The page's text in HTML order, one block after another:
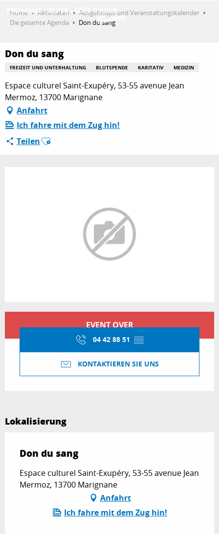
contenu
AKTIVITÄTEN
AUFENTHALT
Home Aktivitäten
Ausgehtipps und Veranstaltungskalender
Die gesamte Agenda
Don du sang
Don du sang
FREIZEIT UND UNTERHALTUNG BLUTSPENDE KARITATIV MEDIZIN
Espace culturel Saint-Exupéry, 53-55 avenue Jean
Mermoz, 13700 Marignane
Anfahrt
Ich fahre mit dem Zug hin!
TeilenAjouter aux favoris
EVENT OVER
04 42 88 51 ▒▒
KONTAKTIEREN SIE UNS
Lokalisierung
Don du sang
Espace culturel Saint-Exupéry, 53-55 avenue Jean
Mermoz, 13700 Marignane
Anfahrt
Ich fahre mit dem Zug hin!